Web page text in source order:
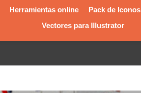
Herramientas online Pack de Iconos
Vectores para Illustrator